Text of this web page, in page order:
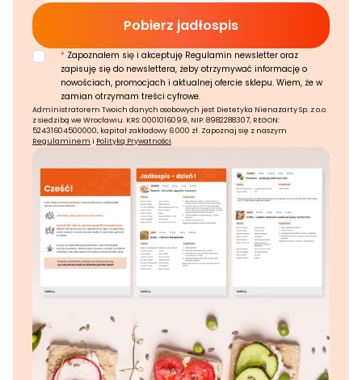
* Zapoznałem się i akceptuję Regulamin newsletter oraz
zapisuję się do newslettera, żeby otrzymywać informację o
nowościach, promocjach i aktualnej ofercie sklepu. Wiem, że w
zamian otrzymam treści cyfrowe.
Administratorem Twoich danych osobowych jest Dietetyka Nienażarty Sp. z o.o.
z siedzibą we Wrocławiu. KRS: 0001016099, NIP: 8982288307, REGON:
52431604500000, kapitał zakładowy 6 000 zł. Zapoznaj się z naszym
Regulaminem i Polityką Prywatności.